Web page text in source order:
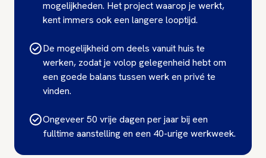
mogelijkheden. Het project waarop je werkt,
kent immers ook een langere looptijd.
De mogelijkheid om deels vanuit huis te
werken, zodat je volop gelegenheid hebt om
een goede balans tussen werk en privé te
vinden.
Ongeveer 50 vrije dagen per jaar bij een
fulltime aanstelling en een 40-urige werkweek.